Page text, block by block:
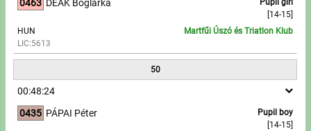
0463
[14-15]
DEÁK Boglárka
HUN
LIC:5613
Martfűi Úszó és Triatlon Klub
50
00:48:24
0435
Pupil boy
[14-15]
PÁPAI Péter